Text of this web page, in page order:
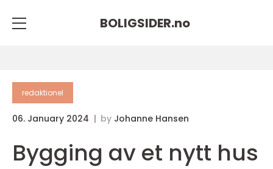
BOLIGSIDER.no
redaktionel
06. January 2024 by Johanne Hansen
Bygging av et nytt hus